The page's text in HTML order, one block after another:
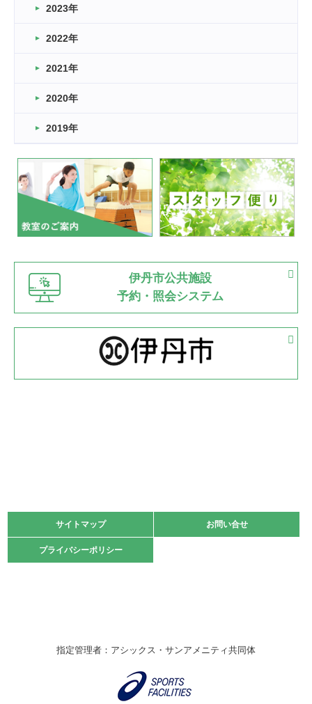
卒業・卒園の季節★
2026.03.11
緑ケ丘体育館
2022.11.03
緑ケ丘体育館
いたっぼーる大会☆彡
緑ケ丘体育館
2022.07.03
市内総合体育大会が開始
緑ケ丘体育館 猪名川運動広場
古池運動広場
2022.06.12
県知事杯争奪バレーボール大会が開催
緑ケ丘体育館
2022.05.05
体育協会長杯 バドミントン競技の部
2022.05.22
緑ケ丘体育館
2021.10.23
卓球選手権大会ラージボールの部開催☆
伊丹市総合体育大会 バレーボール大会が開催されました
2023年
2022年
2021年
2020年
2019年
伊丹市公共施設
予約・照会システム
サイトマップ お問い合せ
プライバシーポリシー
サイトマップ お問い合せ
プライバシーポリシー
指定管理者：アシックス・サンアメニティ共同体